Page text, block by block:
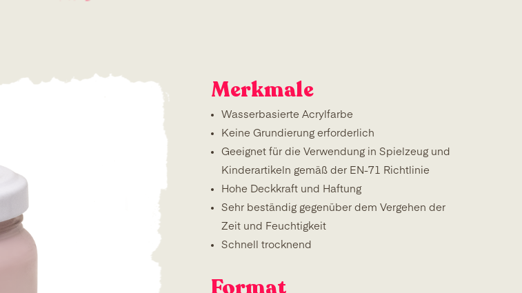
Merkmale
Wasserbasierte Acrylfarbe
Keine Grundierung erforderlich
Geeignet für die Verwendung in Spielzeug und
Kinderartikeln gemäß der EN-71 Richtlinie
Hohe Deckkraft und Haftung
Sehr beständig gegenüber dem Vergehen der
Zeit und Feuchtigkeit
Schnell trocknend